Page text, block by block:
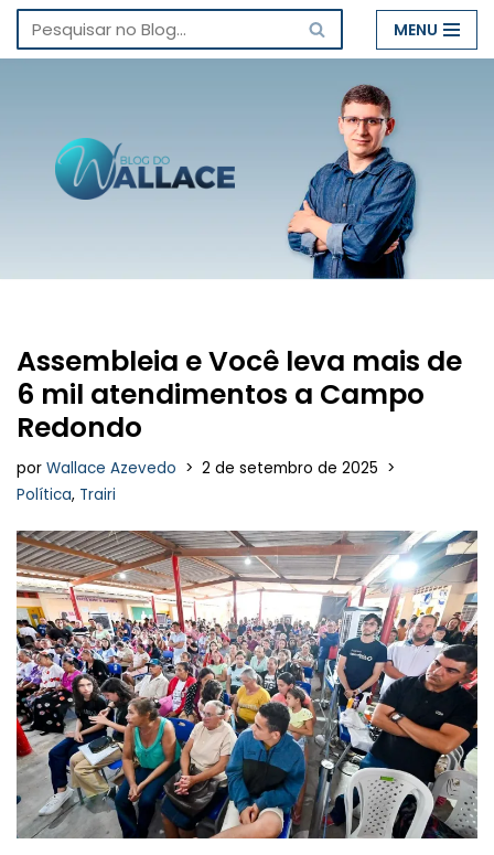
Pular
conteúdo
MENU
Assembleia e Você leva mais de
6 mil atendimentos a Campo
Redondo
por Wallace Azevedo
2 de setembro de 2025
Política, Trairi